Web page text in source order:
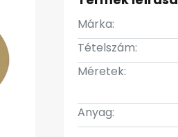
Márka:
Tételszám:
Méretek:
Anyag: